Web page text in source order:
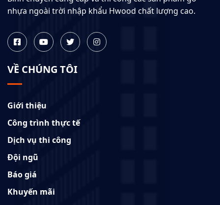
nhựa ngoài trời nhập khẩu Hwood chất lượng cao.
VỀ CHÚNG TÔI
Giới thiệu
Công trình thực tế
Dịch vụ thi công
Đội ngũ
Báo giá
Khuyến mãi